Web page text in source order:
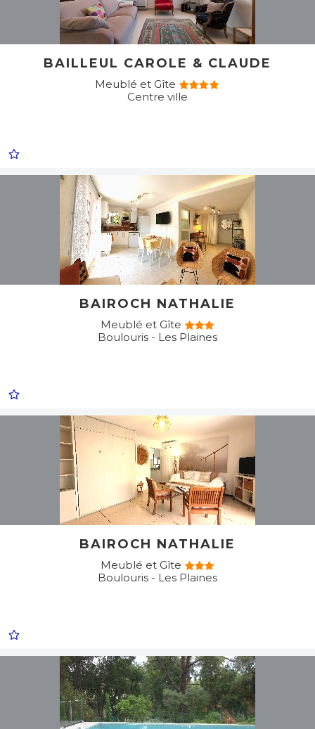
BAILLEUL CAROLE & CLAUDE
Meublé et Gîte
Centre ville
BAIROCH NATHALIE
Meublé et Gîte
Boulouris - Les Plaines
BAIROCH NATHALIE
Meublé et Gîte
Boulouris - Les Plaines